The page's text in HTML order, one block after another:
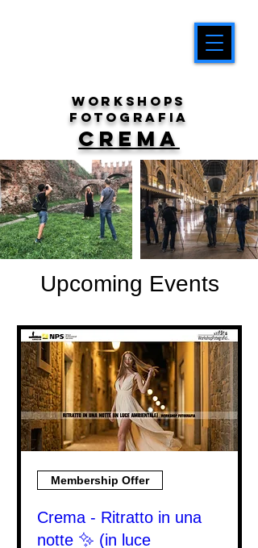
workshops
fotografia
CREMA
Upcoming Events
Membership Offer
Crema - Ritratto in una
notte ✨ (in luce